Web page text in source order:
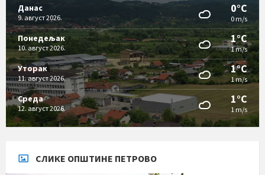
Данас
9. август 2026.
0°C
0 m/s
Понедељак
10. август 2026.
1°C
1 m/s
Уторак
11. август 2026.
1°C
1 m/s
Cреда
12. август 2026.
1°C
1 m/s
СЛИКЕ ОПШТИНЕ ПЕТРОВО